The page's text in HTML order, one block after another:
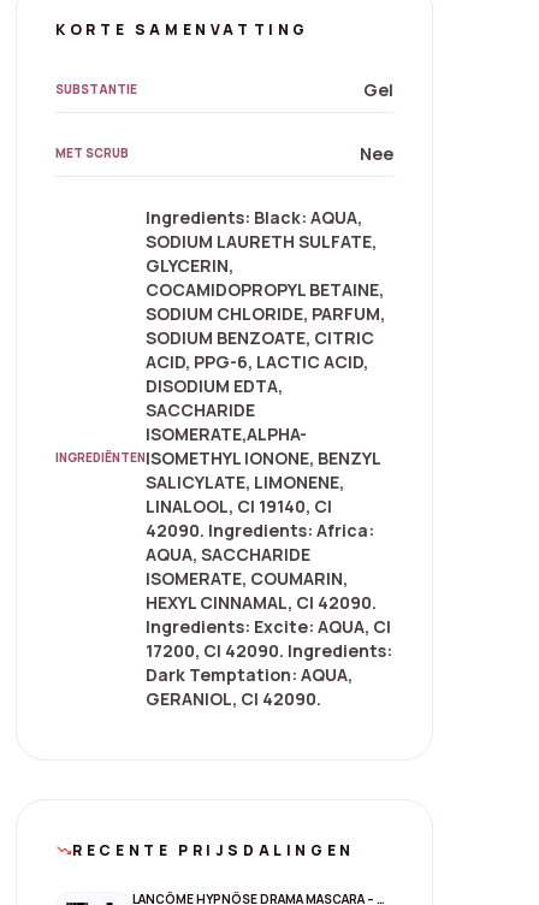
KORTE SAMENVATTING
SUBSTANTIE Gel
MET SCRUB Nee
INGREDIËNTEN
Ingredients: Black: AQUA,
SODIUM LAURETH SULFATE,
GLYCERIN,
COCAMIDOPROPYL BETAINE,
SODIUM CHLORIDE, PARFUM,
SODIUM BENZOATE, CITRIC
ACID, PPG-6, LACTIC ACID,
DISODIUM EDTA,
SACCHARIDE
ISOMERATE,ALPHA-
ISOMETHYL IONONE, BENZYL
SALICYLATE, LIMONENE,
LINALOOL, CI 19140, CI
42090. Ingredients: Africa:
AQUA, SACCHARIDE
ISOMERATE, COUMARIN,
HEXYL CINNAMAL, CI 42090.
Ingredients: Excite: AQUA, CI
17200, CI 42090. Ingredients:
Dark Temptation: AQUA,
GERANIOL, CI 42090.
trending_downRECENTE PRIJSDALINGEN
LANCÔME HYPNÔSE DRAMA MASCARA – 01 EXCESSIVE BLACK